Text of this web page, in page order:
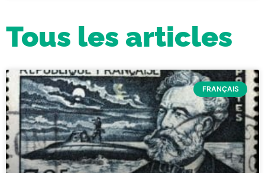
Tous les articles
FRANÇAIS